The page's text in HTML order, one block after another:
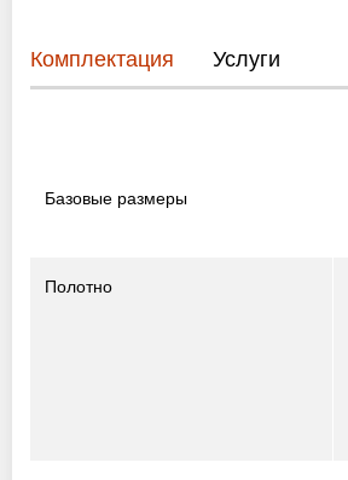
Комплектация Услуги
Базовые размеры
Полотно